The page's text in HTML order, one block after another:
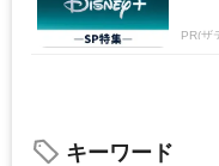
PR(ザ
キーワード